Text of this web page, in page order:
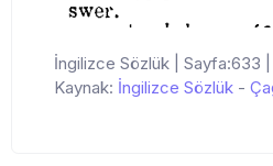
İngilizce Sözlük | Sayfa:633 |
Kaynak: İngilizce Sözlük -